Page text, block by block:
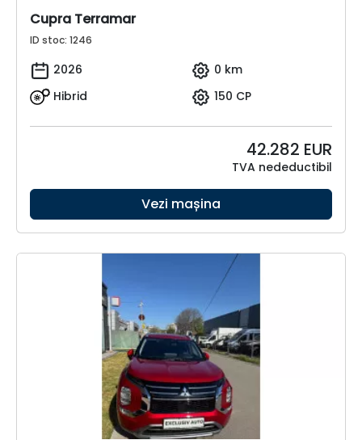
Cupra Terramar
ID stoc: 1246
2026
0 km
Hibrid
150 CP
42.282 EUR
TVA nedeductibil
Vezi mașina